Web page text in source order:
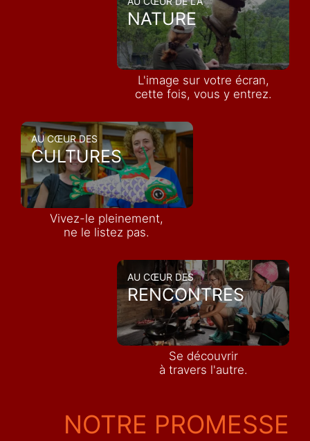
NATURE
L'image sur votre écran,
cette fois, vous y entrez.
AU CŒUR DES
CULTURES
Vivez-le pleinement,
ne le listez pas.
AU CŒUR DES
RENCONTRES
Se découvrir
à travers l'autre.
NOTRE PROMESSE